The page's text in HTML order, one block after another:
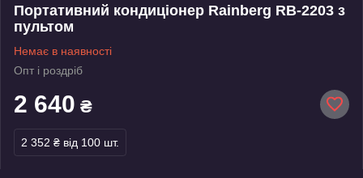
Портативний кондиціонер Rainberg RB-2203 з
пультом
Немає в наявності
Опт і роздріб
2 640 ₴
2 352 ₴ від 100 шт.